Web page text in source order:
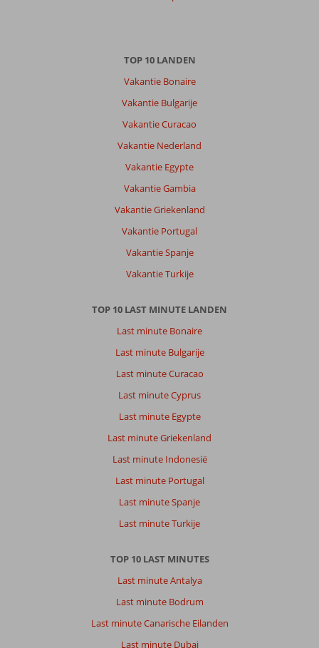
TOP 10 LANDEN
Vakantie Bonaire
Vakantie Bulgarije
Vakantie Curacao
Vakantie Nederland
Vakantie Egypte
Vakantie Gambia
Vakantie Griekenland
Vakantie Portugal
Vakantie Spanje
Vakantie Turkije
TOP 10 LAST MINUTE LANDEN
Last minute Bonaire
Last minute Bulgarije
Last minute Curacao
Last minute Cyprus
Last minute Egypte
Last minute Griekenland
Last minute Indonesië
Last minute Portugal
Last minute Spanje
Last minute Turkije
TOP 10 LAST MINUTES
Last minute Antalya
Last minute Bodrum
Last minute Canarische Eilanden
Last minute Dubai